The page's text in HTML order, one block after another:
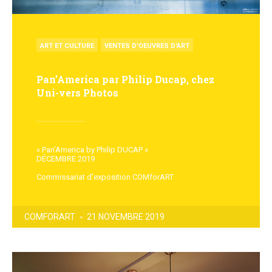
POSTED
IN
ART ET CULTURE VENTES D'OEUVRES D'ART
Pan’America par Philip Ducap, chez
Uni-vers Photos
« Pan’America by Philip DUCAP »
DÉCEMBRE 2019
Commissariat d’exposition COMforART
POSTED
BY
COMFORART 21 NOVEMBRE 2019